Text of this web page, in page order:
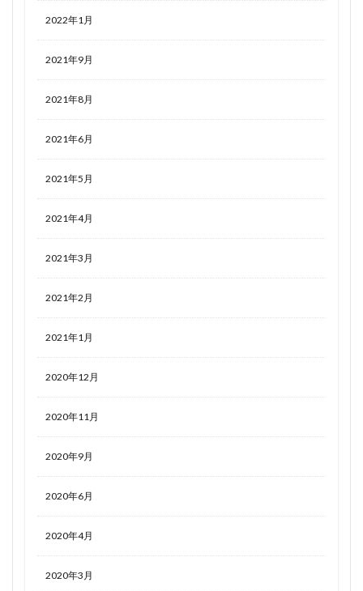
2022年1月
2021年9月
2021年8月
2021年6月
2021年5月
2021年4月
2021年3月
2021年2月
2021年1月
2020年12月
2020年11月
2020年9月
2020年6月
2020年4月
2020年3月